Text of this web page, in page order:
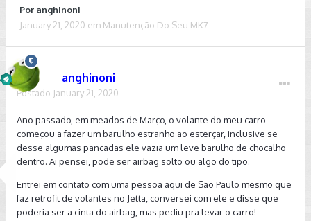
Por anghinoni
January 21, 2020 em Manutenção Do Seu MK7
anghinoni
Postado January 21, 2020
Ano passado, em meados de Março, o volante do meu carro
começou a fazer um barulho estranho ao esterçar, inclusive se
desse algumas pancadas ele vazia um leve barulho de chocalho
dentro. Ai pensei, pode ser airbag solto ou algo do tipo.
Entrei em contato com uma pessoa aqui de São Paulo mesmo que
faz retrofit de volantes no Jetta, conversei com ele e disse que
poderia ser a cinta do airbag, mas pediu pra levar o carro!